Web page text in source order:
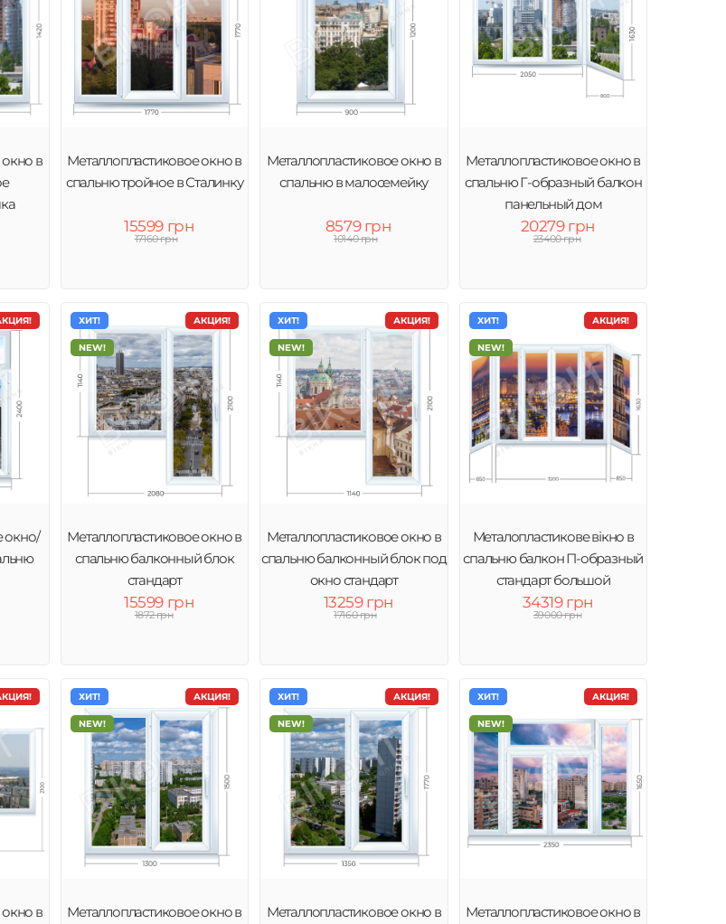
в
Металлопластиковое окно в
спальню тройное в Сталинку
15599 грн
17160 грн
Металлопластиковое окно в
спальню в малосемейку
8579 грн
10140 грн
Металлопластиковое окно в
спальню Г-образный балкон
панельный дом
20279 грн
23400 грн
окно/
АКЦИЯ!
ХИТ!
NEW!
Металлопластиковое окно в
спальню балконный блок
стандарт
15599 грн
1872 грн
АКЦИЯ!
ХИТ!
NEW!
Металлопластиковое окно в
спальню балконный блок под
окно стандарт
13259 грн
17160 грн
АКЦИЯ!
ХИТ!
NEW!
Металопластикове вікно в
спальню балкон П-образный
стандарт большой
34319 грн
39000 грн
в
АКЦИЯ!
ХИТ!
NEW!
Металлопластиковое окно в
АКЦИЯ!
ХИТ!
NEW!
Металлопластиковое окно в
АКЦИЯ!
ХИТ!
NEW!
Металлопластиковое окно в